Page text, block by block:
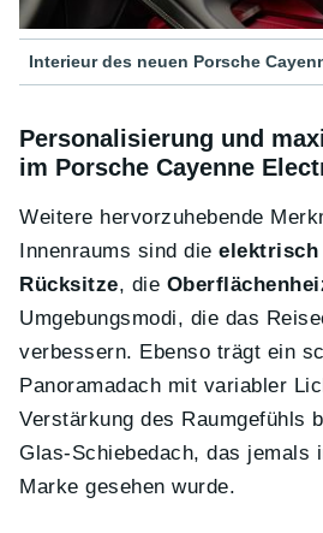
Interieur des neuen Porsche
Personalisierung und
im Porsche Cayenne
Weitere hervorzuhebende
Innenraums sind die
Rücksitze, die
Umgebungsmodi, die das
verbessern. Ebenso trägt ein
Panoramadach mit variabler
Verstärkung des Raumgefühls
Glas-Schiebedach, das jemals
Marke gesehen wurde.